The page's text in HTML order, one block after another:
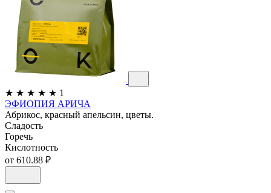
★ ★ ★ ★ ★ 1
ЭФИОПИЯ АРИЧА
Абрикос, красный апельсин, цветы.
Сладость
Горечь
Кислотность
от 610.88 ₽